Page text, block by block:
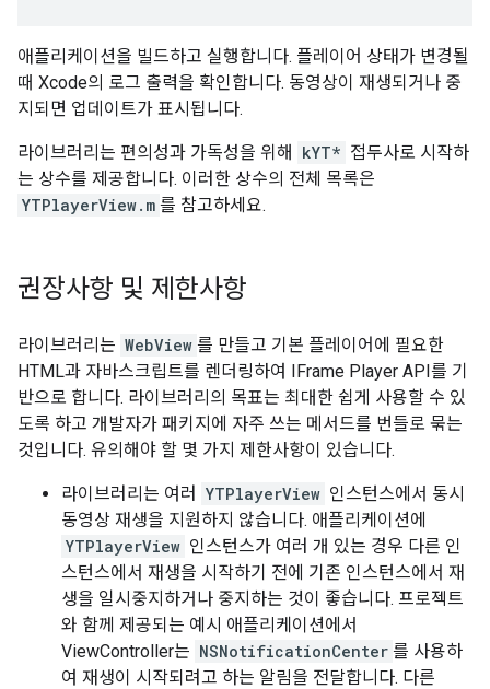
애플리케이션을 빌드하고 실행합니다. 플레이어 상태가 변경될
때 Xcode의 로그 출력을 확인합니다. 동영상이 재생되거나 중
지되면 업데이트가 표시됩니다.
라이브러리는 편의성과 가독성을 위해 kYT* 접두사로 시작하
는 상수를 제공합니다. 이러한 상수의 전체 목록은
YTPlayerView.m 를 참고하세요.
권장사항 및 제한사항
라이브러리는 WebView 를 만들고 기본 플레이어에 필요한
HTML과 자바스크립트를 렌더링하여 IFrame Player API를 기
반으로 합니다. 라이브러리의 목표는 최대한 쉽게 사용할 수 있
도록 하고 개발자가 패키지에 자주 쓰는 메서드를 번들로 묶는
것입니다. 유의해야 할 몇 가지 제한사항이 있습니다.
라이브러리는 여러 YTPlayerView 인스턴스에서 동시
동영상 재생을 지원하지 않습니다. 애플리케이션에
YTPlayerView 인스턴스가 여러 개 있는 경우 다른 인
스턴스에서 재생을 시작하기 전에 기존 인스턴스에서 재
생을 일시중지하거나 중지하는 것이 좋습니다. 프로젝트
와 함께 제공되는 예시 애플리케이션에서
ViewController는 NSNotificationCenter 를 사용하
여 재생이 시작되려고 하는 알림을 전달합니다. 다른